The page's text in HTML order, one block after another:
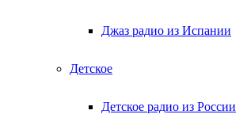
Джаз радио из Испании
Детское
Детское радио из России